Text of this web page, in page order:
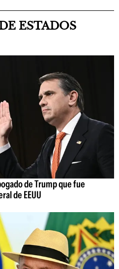
ESTADOS
de Trump que fue
de EEUU